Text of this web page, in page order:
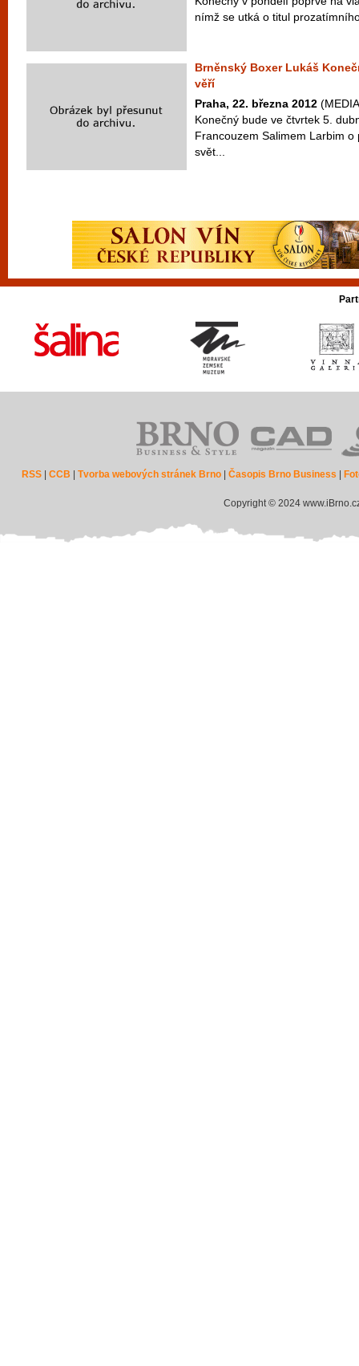
nímž se utká o titul
Brněnský Boxer Lukáš
věří
Praha, 22. března 2012
Konečný bude ve čtvrtek 5.
Francouzem Salimem Larbim
svět...
RSS |CCB |Tvorba webových stránek Brno |Časopis Brno Business
Copyright © 2024